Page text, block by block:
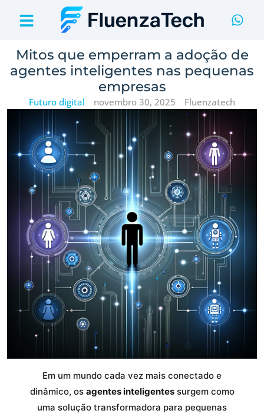
Mitos que emperram a adoção de
agentes inteligentes nas pequenas
empresas
Futuro digital novembro 30, 2025 Fluenzatech
Em um mundo cada vez mais conectado e
dinâmico, os agentes inteligentessurgem como
uma solução transformadora para pequenas